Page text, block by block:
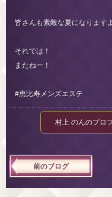
皆さんも素敵な夏になります
それでは！
またねー！
#恵比寿メンズエステ
村上 のんのプロ
前のブログ